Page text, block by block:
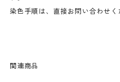
染色手順は、直接お問い合わせく
関連商品